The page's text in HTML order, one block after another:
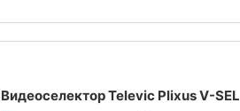
Видеоселектор Televic Plixus V-SEL